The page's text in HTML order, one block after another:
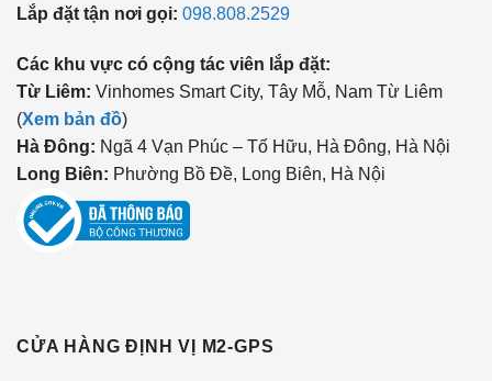
Lắp đặt tận nơi gọi: 098.808.2529
Các khu vực có cộng tác viên lắp đặt:
Từ Liêm: Vinhomes Smart City, Tây Mỗ, Nam Từ Liêm
(Xem bản đồ)
Hà Đông: Ngã 4 Vạn Phúc – Tố Hữu, Hà Đông, Hà Nội
Long Biên: Phường Bồ Đề, Long Biên, Hà Nội
CỬA HÀNG ĐỊNH VỊ M2-GPS